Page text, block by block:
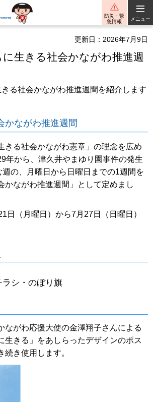
防災・緊
急情報
メニュー
更新日：2026年7月9日
生きる社会かながわ推進週
る社会かながわ推進週間を紹介します
かながわ推進週間
きる社会かながわ憲章」の理念を広め
年から、津久井やまゆり園事件の発生
週の、月曜日から日曜日までの1週間を
かながわ推進週間」として定めまし
日（月曜日）から7月27日（日曜日）
シ・のぼり旗
ながわ応援大使の金澤翔子さんによる
生きる」をあしらったデザインのポス
続き使用します。